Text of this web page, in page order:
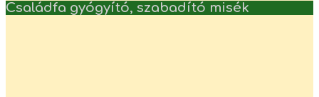
Családfa gyógyító, szabadító misék